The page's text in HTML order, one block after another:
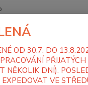
Po-Pá
Lednice Tefcold UR 600
OD 30.7. DO
PŘIJATÝCH
NĚKOLIK DNÍ).
VE